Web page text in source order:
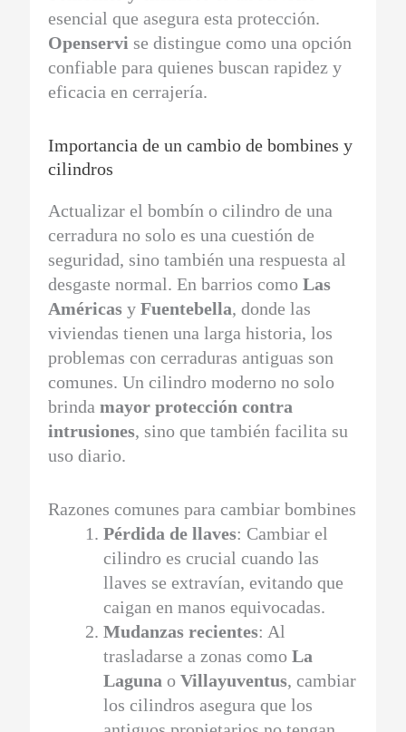
esencial que asegura esta protección.
Openservi se distingue como una opción
confiable para quienes buscan rapidez y
eficacia en cerrajería.
Importancia de un cambio de bombines y
cilindros
Actualizar el bombín o cilindro de una
cerradura no solo es una cuestión de
seguridad, sino también una respuesta al
desgaste normal. En barrios comoLas
Américas yFuentebella, donde las
viviendas tienen una larga historia, los
problemas con cerraduras antiguas son
comunes. Un cilindro moderno no solo
brindamayor protección contra
intrusiones, sino que también facilita su
uso diario.
Razones comunes para cambiar bombines
Pérdida de llaves: Cambiar el
cilindro es crucial cuando las
llaves se extravían, evitando que
caigan en manos equivocadas.
Mudanzas recientes: Al
trasladarse a zonas como La
Laguna o Villayuventus, cambiar
los cilindros asegura que los